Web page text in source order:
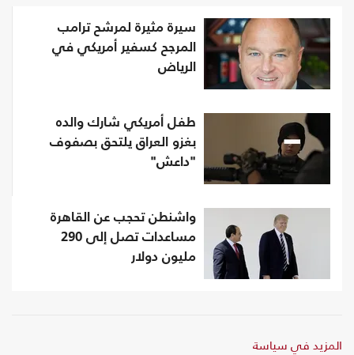
سيرة مثيرة لمرشح ترامب
المرجح كسفير أمريكي في
الرياض
طفل أمريكي شارك والده
بغزو العراق يلتحق بصفوف
"داعش"‎
واشنطن تحجب عن القاهرة
مساعدات تصل إلى 290
مليون دولار
المزيد في سياسة